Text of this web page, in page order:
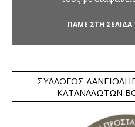
ΠΑΜΕ ΣΤΗ
ΣΎΛΛΟΓΟΣ
ΚΑΤΑΝΑΛΩΤΏΝ